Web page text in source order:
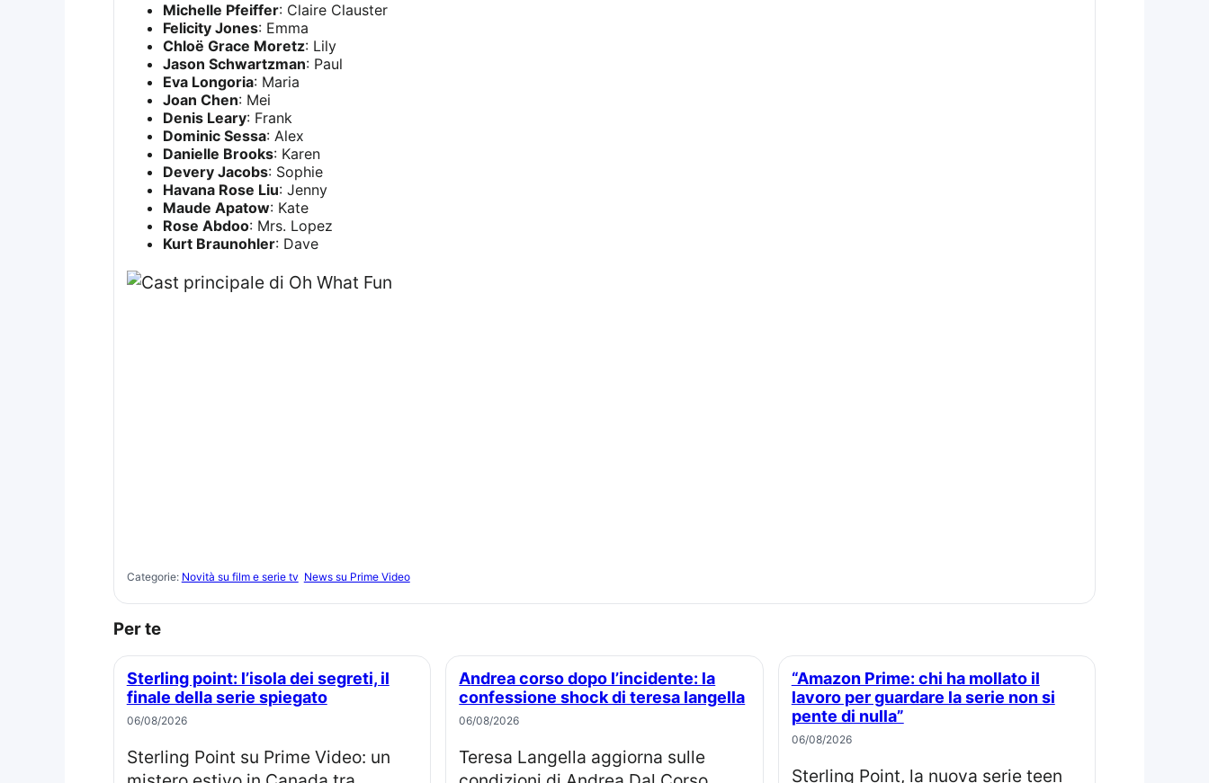
Michelle Pfeiffer: Claire Clauster
Felicity Jones: Emma
Chloë Grace Moretz: Lily
Jason Schwartzman: Paul
Eva Longoria: Maria
Joan Chen: Mei
Denis Leary: Frank
Dominic Sessa: Alex
Danielle Brooks: Karen
Devery Jacobs: Sophie
Havana Rose Liu: Jenny
Maude Apatow: Kate
Rose Abdoo: Mrs. Lopez
Kurt Braunohler: Dave
Categorie: Novità su film e serie tv News su Prime Video
Per te
Sterling point: l’isola dei segreti, il
finale della serie spiegato
06/08/2026
Sterling Point su Prime Video: un
Andrea corso dopo l’incidente: la
confessione shock di teresa langella
06/08/2026
Teresa Langella aggiorna sulle
“Amazon Prime: chi ha mollato il
lavoro per guardare la serie non si
pente di nulla”
06/08/2026
Sterling Point, la nuova serie teen